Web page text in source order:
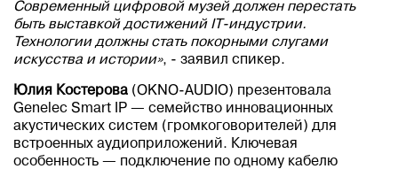
Современный цифровой музей должен перестать
быть выставкой достижений IT-индустрии.
Технологии должны стать покорными слугами
искусства и истории», - заявил спикер.
Юлия Костерова (OKNO-AUDIO) презентовала
Genelec Smart IP — семейство инновационных
акустических систем (громкоговорителей) для
встроенных аудиоприложений. Ключевая
особенность — подключение по одному кабелю